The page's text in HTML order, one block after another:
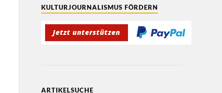
KULTURJOURNALISMUS FÖRDERN
ARTIKELSUCHE